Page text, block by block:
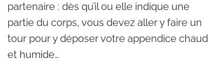
partenaire : dès qu’il ou elle indique une
partie du corps, vous devez aller y faire un
tour pour y déposer votre appendice chaud
et humide…